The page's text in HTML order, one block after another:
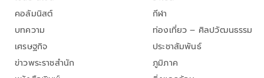
คอลัมนิสต์
บทความ
เศรษฐกิจ
ข่าวพระราชสำนัก
กีฬา
ท่องเที่ยว – ศิลปวัฒนธรรม
ประชาสัมพันธ์
ภูมิภาค